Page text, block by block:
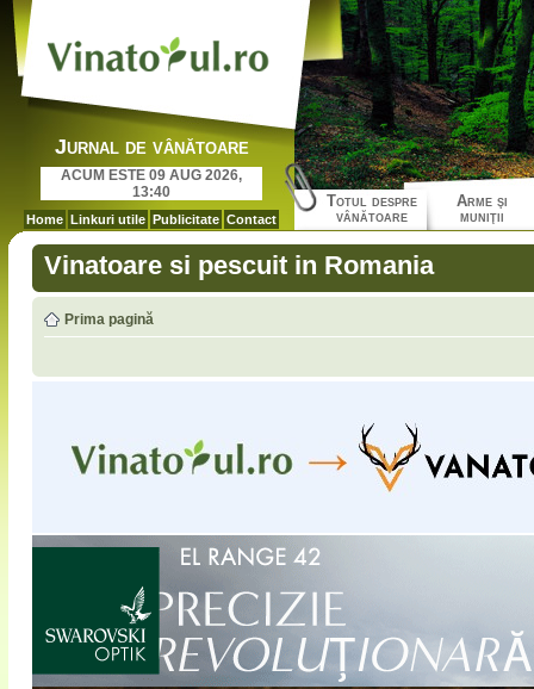
Jurnal de vânătoare
ACUM ESTE 09 AUG 2026,
13:40
Home Linkuri utile Publicitate Contact
Totul despre
vânătoare
Arme şi
muniţii
Vinatoare si pescuit in Romania
Prima pagină